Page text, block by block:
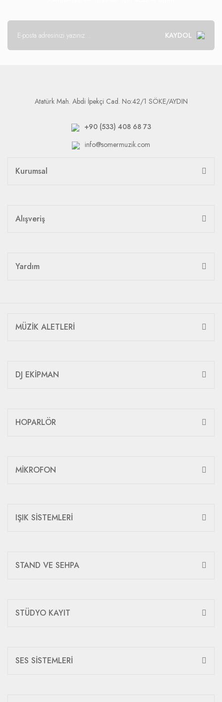
KAYDOL
Atatürk Mah. Abdi İpekçi Cad. No:42/1 SÖKE/AYDIN
+90 (533) 408 68 73
info@somermuzik.com
Kurumsal
Alışveriş
Yardım
MÜZİK ALETLERİ
DJ EKİPMAN
HOPARLÖR
MİKROFON
IŞIK SİSTEMLERİ
STAND VE SEHPA
STÜDYO KAYIT
SES SİSTEMLERİ